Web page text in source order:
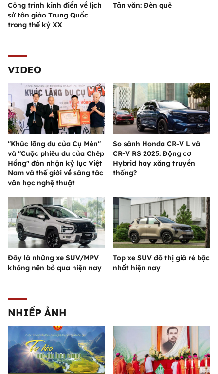
Công trình kinh điển về lịch
sử tôn giáo Trung Quốc
trong thế kỷ XX
Tản văn: Đèn quê
VIDEO
"Khúc lãng du của Cụ Mén"
và "Cuộc phiêu du của Chép
Hồng" đón nhận kỷ lục Việt
Nam và thế giới về sáng tác
văn học nghệ thuật
So sánh Honda CR-V L và
CR-V RS 2025: Động cơ
Hybrid hay xăng truyền
thống?
Đây là những xe SUV/MPV
không nên bỏ qua hiện nay
Top xe SUV đô thị giá rẻ bậc
nhất hiện nay
NHIẾP ẢNH